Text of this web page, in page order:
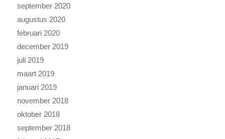
september 2020
augustus 2020
februari 2020
december 2019
juli 2019
maart 2019
januari 2019
november 2018
oktober 2018
september 2018